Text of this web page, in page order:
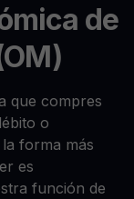
de
que compres
o
forma más
es
función de